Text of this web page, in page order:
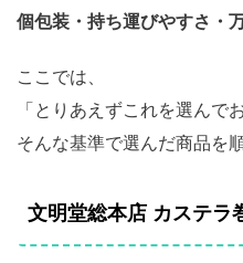
個包装・持ち運びやすさ・
ここでは、
「とりあえずこれを選んで
そんな基準で選んだ商品を
文明堂総本店 カステラ